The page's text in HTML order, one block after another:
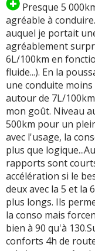
Presque 5
agréable à
auquel je portait
agréablement
6L/100km en
fluide...). En la
une conduite
autour de 7L/
mon goût. Niveau
500km pour un
avec l'usage, la
plus que
rapports sont
accélération si le
deux avec la 5 et la
plus longs. Ils
la conso mais
bien à 90 qu'à
conforts 4h de